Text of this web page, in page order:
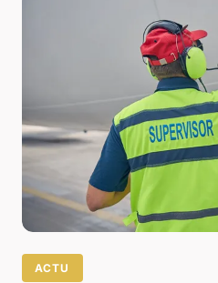
ACTU